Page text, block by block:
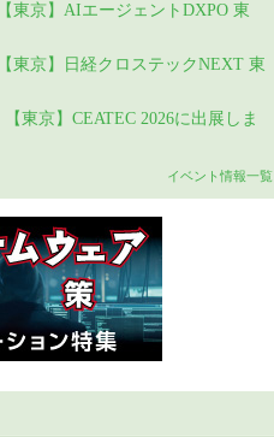
【東京】AIエージェントDXPO 東
【東京】日経クロステックNEXT 東
【東京】CEATEC 2026に出展しま
イベント情報一覧